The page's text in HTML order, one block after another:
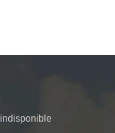
indisponible